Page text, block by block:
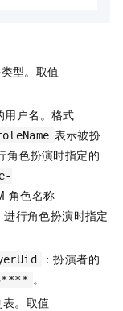
型。取值
用户名。格式
表示被扮
角色扮演时指定的
角色名称
进行角色扮演时指定
：扮演者的
。
表。取值